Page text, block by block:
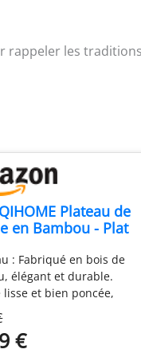
rappeler les
Plateau de
en Bambou - Plat
Charcuterie,
Desserts - 25 x
: Fabriqué en bois de
élégant et durable.
lisse et bien poncée,
vifs, excellente prise en
éviter de rayer vos
€